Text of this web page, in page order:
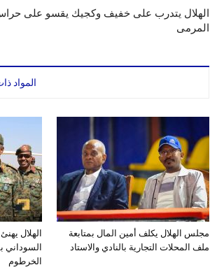
الهلال يتدرب على خفيف وكجيك يقسو على
المرمى
المواد
الهلال
السوداني
الخرطوم
مجلس الهلال يكلف أمين المال بمتابعة
ملف المحلات التجارية بالنادي والاستاد